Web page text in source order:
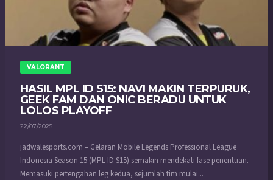
VALORANT
HASIL MPL ID S15: NAVI MAKIN TERPURUK,
GEEK FAM DAN ONIC BERADU UNTUK
LOLOS PLAYOFF
22/07/2025
jadwalesports.com – Gelaran Mobile Legends Professional League
Indonesia Season 15 (MPL ID S15) semakin mendekati fase penentuan.
Memasuki pertengahan leg kedua, sejumlah tim mulai...